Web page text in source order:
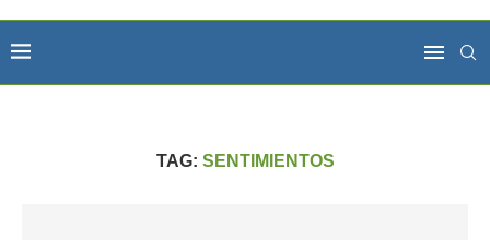
TAG: SENTIMIENTOS